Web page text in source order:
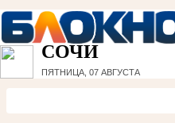
СОЧИ
ПЯТНИЦА, 07 АВГУСТА